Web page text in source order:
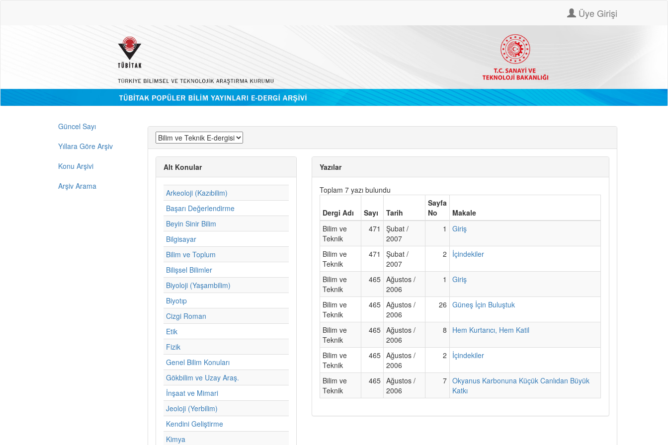
Üye Girişi
Güncel Sayı
Yıllara Göre Arşiv
Konu Arşivi
Arşiv Arama
Alt Konular
Arkeoloji (Kazıbilim)
Başarı Değerlendirme
Beyin Sinir Bilim
Bilgisayar
Bilim ve Toplum
Bilişsel Bilimler
Biyoloji (Yaşambilim)
Biyotıp
Cizgi Roman
Etik
Fizik
Genel Bilim Konuları
Gökbilim ve Uzay Araş.
İnşaat ve Mimari
Jeoloji (Yerbilim)
Kendini Geliştirme
Kimya
Yazılar
Toplam 7 yazı bulundu
Dergi Adı Sayı Tarih
Sayfa
No
Makale
Bilim ve
Teknik
471
Şubat /
2007
1 Giriş
Bilim ve
Teknik
471
Şubat /
2007
2 İçindekiler
Bilim ve
Teknik
465 Ağustos /
2006
1 Giriş
Bilim ve
Teknik
465 Ağustos /
2006
26 Güneş İçin Buluştuk
Bilim ve
Teknik
465 Ağustos /
2006
8 Hem Kurtarıcı, Hem Katil
Bilim ve
Teknik
465 Ağustos /
2006
2 İçindekiler
Bilim ve
Teknik
465 Ağustos /
2006
7 Okyanus Karbonuna Küçük Canlıdan Büyük
Katkı